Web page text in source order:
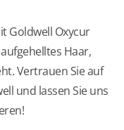
Goldwell Oxycur
Haar,
Vertrauen Sie auf
und lassen Sie uns